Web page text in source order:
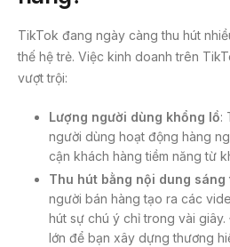
TikTok đang ngày càng thu hút
thế hệ trẻ. Việc kinh doanh trên
vượt trội:
Lượng người dùng khổng lồ:
người dùng hoạt động hàng
cận khách hàng tiềm năng từ
Thu hút bằng nội dung sáng
người bán hàng tạo ra các
hút sự chú ý chỉ trong vài
lớn để bạn xây dựng thương